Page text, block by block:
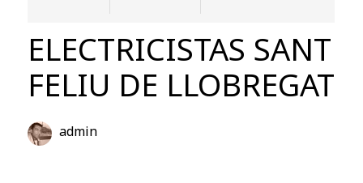
ELECTRICISTAS SANT
FELIU DE LLOBREGAT
admin